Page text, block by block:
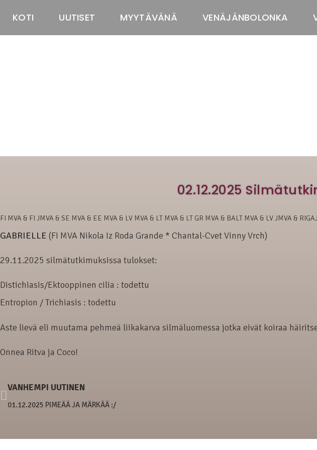
KOTI UUTISET MYYTÄVÄNÄ VENÄJÄNBOLONKA
02.12.2025
FI MVA & FI JMVA & SE MVA & EE MVA & LV MVA & LT MVA & LT GR MVA & BALT MVA & LV JMVA &
GABRIELLE (FI MVA Nikola Iz Roda Grande * Chantal-Cvet Vinny Vrch)
29.11.2025 silmätutkimuksissa tulokset:
Distichiasis/Ektooppinen cilia : todettu
Entropion / Trichiasis : todettu
Aste lievä eli muutama pehmeä liikakarva silmäluomessa jotka eivät koiraa
Onnea Ritva ja Coco!
VANHEMPI UUTINEN
01.12.2025 PIMEÄÄ JA MÄRKÄÄ :/